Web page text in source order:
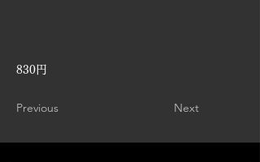
830円
Previous Next